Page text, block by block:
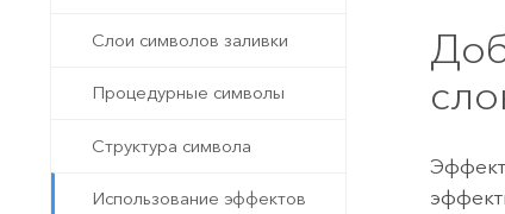
Слои символов заливки
Процедурные символы
Структура символа
Использование эффектов